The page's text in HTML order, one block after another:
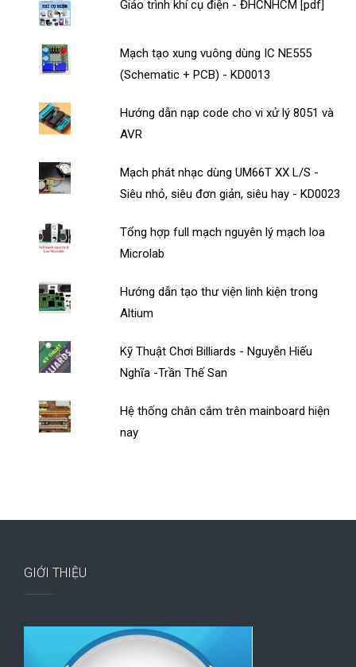
Giáo trình khí cụ điện - ĐHCNHCM [pdf]
Mạch tạo xung vuông dùng IC NE555
(Schematic + PCB) - KD0013
Hướng dẫn nạp code cho vi xử lý 8051 và
AVR
Mạch phát nhạc dùng UM66T XX L/S -
Siêu nhỏ, siêu đơn giản, siêu hay - KD0023
Tổng hợp full mạch nguyên lý mạch loa
Microlab
Hướng dẫn tạo thư viện linh kiện trong
Altium
Kỹ Thuật Chơi Billiards - Nguyễn Hiếu
Nghĩa -Trần Thế San
Hệ thống chân cắm trên mainboard hiện
nay
GIỚI THIỆU